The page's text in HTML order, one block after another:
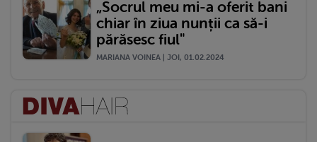
„Socrul meu mi-a oferit bani
chiar în ziua nunții ca să-i
părăsesc fiul"
MARIANA VOINEA | JOI, 01.02.2024